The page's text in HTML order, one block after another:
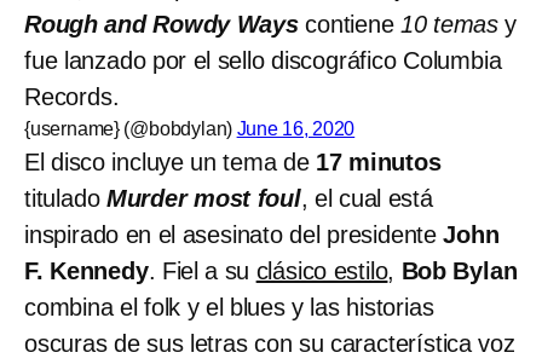
Rough and Rowdy Wayscontiene10 temas y
fue lanzado por el sello discográfico Columbia
Records.
{username} (@bobdylan) June 16, 2020
El disco incluye un tema de 17 minutos
titulado Murder most foul, el cual está
inspirado en el asesinato del presidenteJohn
F. Kennedy. Fiel a su clásico estilo, Bob Bylan
combina el folk y el blues y las historias
oscuras de sus letras con su característica voz